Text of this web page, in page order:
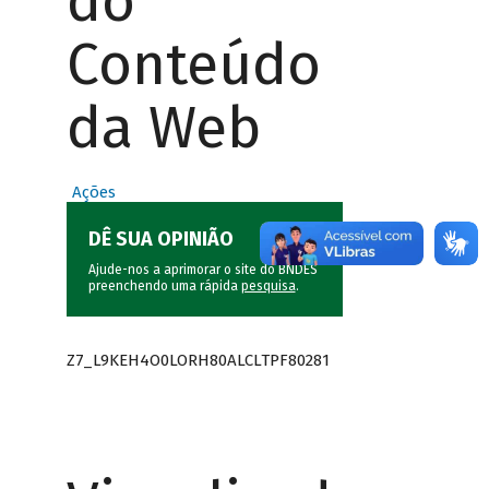
Conteúdo
da Web
Ações
DÊ SUA OPINIÃO
Ajude-nos a aprimorar o site do BNDES
preenchendo uma rápida pesquisa.
Z7_L9KEH4O0LORH80ALCLTPF80281